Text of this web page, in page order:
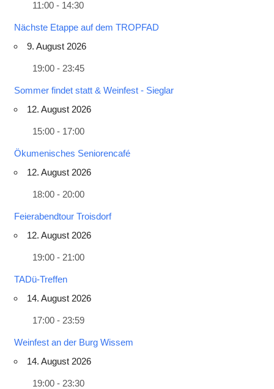
11:00 - 14:30
Nächste Etappe auf dem TROPFAD
9. August 2026
19:00 - 23:45
Sommer findet statt & Weinfest - Sieglar
12. August 2026
15:00 - 17:00
Ökumenisches Seniorencafé
12. August 2026
18:00 - 20:00
Feierabendtour Troisdorf
12. August 2026
19:00 - 21:00
TADü-Treffen
14. August 2026
17:00 - 23:59
Weinfest an der Burg Wissem
14. August 2026
19:00 - 23:30